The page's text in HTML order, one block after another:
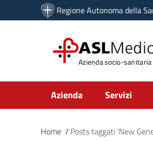
Vai ai contenuti
Vai al menu di navigazione
Regione Autonoma della
ASL
Azienda socio-sanitaria
Submenu
Azienda Servizi
Home / Posts taggati 'New